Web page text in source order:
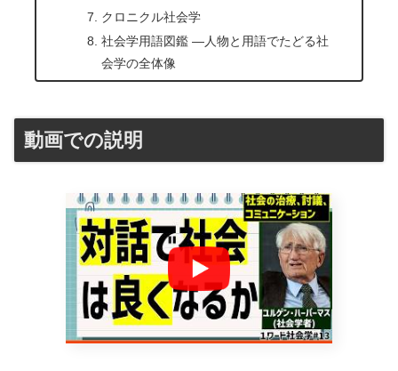
クロニクル社会学
社会学用語図鑑 ―人物と用語でたどる社
会学の全体像
動画での説明